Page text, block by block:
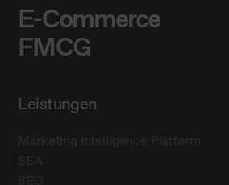
E-Commerce
FMCG
Leistungen